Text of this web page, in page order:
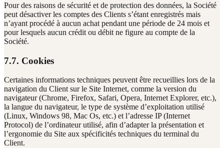
Pour des raisons de sécurité et de protection des données, la Société
peut désactiver les comptes des Clients s’étant enregistrés mais
n’ayant procédé à aucun achat pendant une période de 24 mois et
pour lesquels aucun crédit ou débit ne figure au compte de la
Société.
7.7. Cookies
Certaines informations techniques peuvent être recueillies lors de la
navigation du Client sur le Site Internet, comme la version du
navigateur (Chrome, Firefox, Safari, Opera, Internet Explorer, etc.),
la langue du navigateur, le type de système d’exploitation utilisé
(Linux, Windows 98, Mac Os, etc.) et l’adresse IP (Internet
Protocol) de l’ordinateur utilisé, afin d’adapter la présentation et
l’ergonomie du Site aux spécificités techniques du terminal du
Client.